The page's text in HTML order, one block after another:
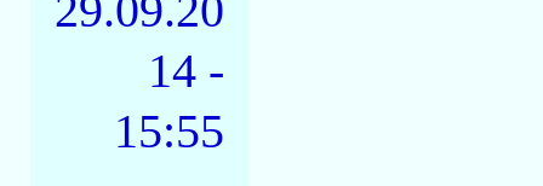
14 -
15:55